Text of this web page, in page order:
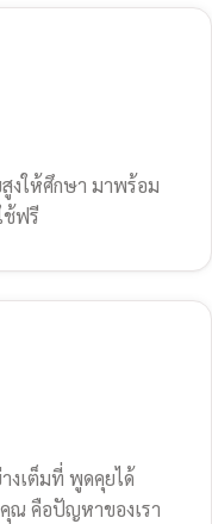
งให้ศึกษา มาพร้อม
ช้ฟรี
เต็มที่ พูดคุยได้
คือปัญหาของเรา